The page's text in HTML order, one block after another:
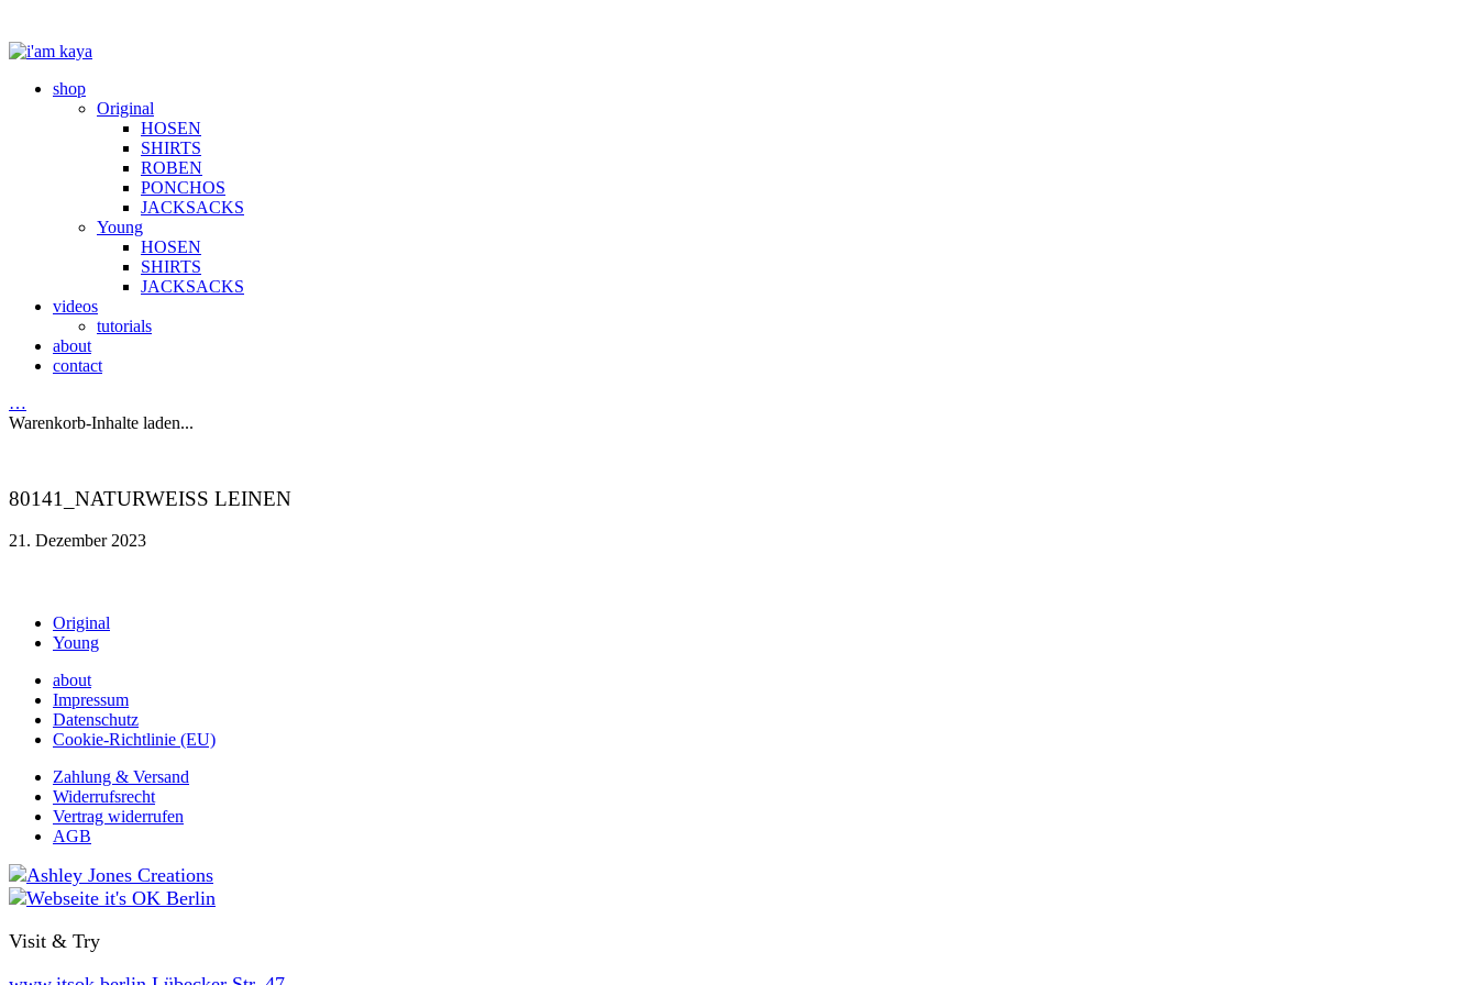
shop
Original
HOSEN
SHIRTS
ROBEN
PONCHOS
JACKSACKS
Young
HOSEN
SHIRTS
JACKSACKS
videos
tutorials
about
contact
…
Warenkorb-Inhalte laden...
80141_NATURWEISS LEINEN
21. Dezember 2023
Original
Young
about
Impressum
Datenschutz
Cookie-Richtlinie (EU)
Zahlung & Versand
Widerrufsrecht
Vertrag widerrufen
AGB
Visit & Try